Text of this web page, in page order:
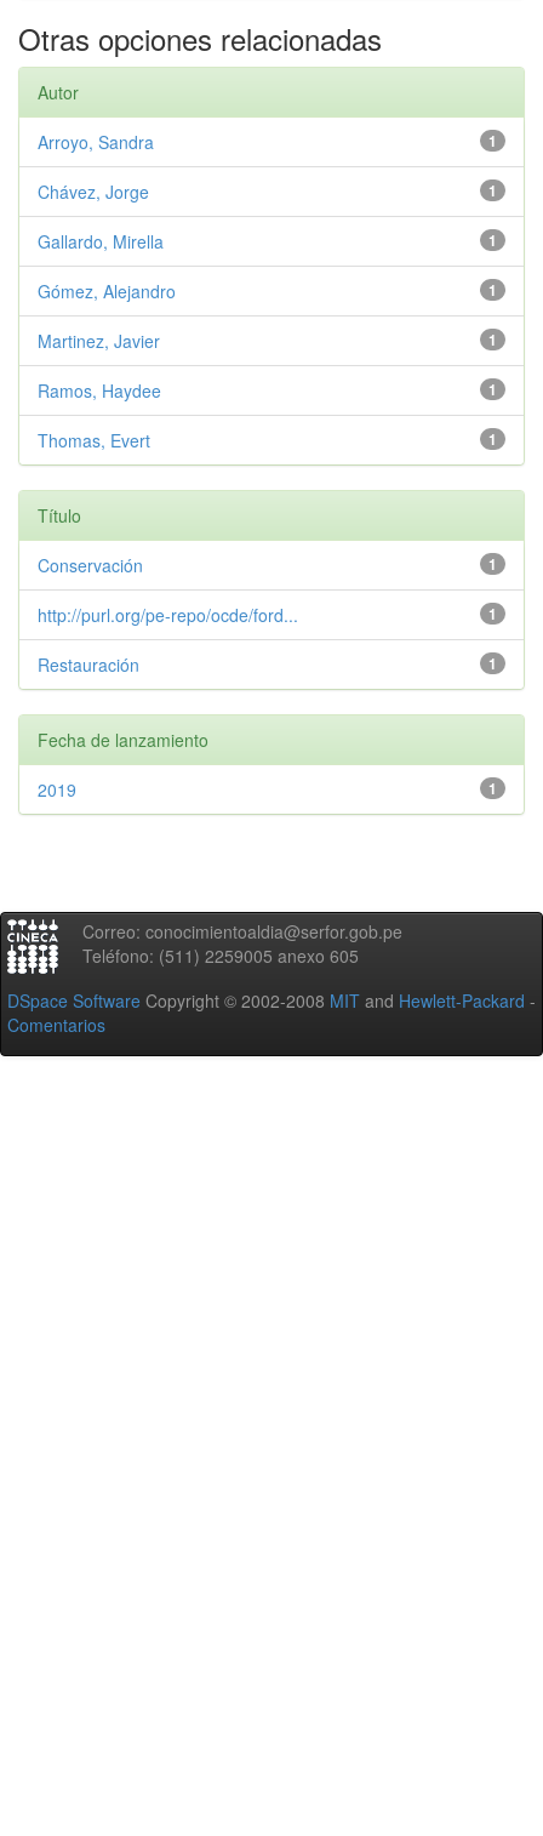
Otras opciones relacionadas
Autor
1
Arroyo, Sandra
1
Chávez, Jorge
1
Gallardo, Mirella
1
Gómez, Alejandro
1
Martinez, Javier
1
Ramos, Haydee
1
Thomas, Evert
Título
1
Conservación
1
http://purl.org/pe-repo/ocde/ford...
1
Restauración
Fecha de lanzamiento
1
2019
Correo: conocimientoaldia@serfor.gob.pe
Teléfono: (511) 2259005 anexo 605
DSpace Software Copyright © 2002-2008 MIT and Hewlett-Packard -
Comentarios